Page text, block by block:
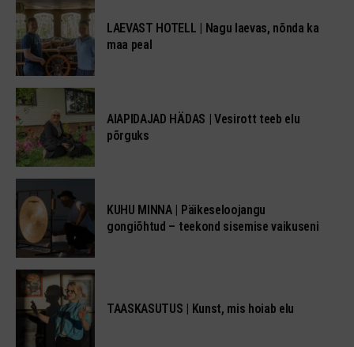
LAEVAST HOTELL | Nagu laevas, nõnda ka
maa peal
AIAPIDAJAD HÄDAS | Vesirott teeb elu
põrguks
KUHU MINNA | Päikeseloojangu
gongiõhtud – teekond sisemise vaikuseni
TAASKASUTUS | Kunst, mis hoiab elu